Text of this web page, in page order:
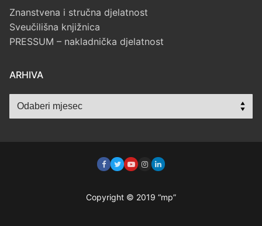
Znanstvena i stručna djelatnost
Sveučilišna knjižnica
PRESSUM – nakladnička djelatnost
ARHIVA
Arhiva
Copyright © 2019 “mp”